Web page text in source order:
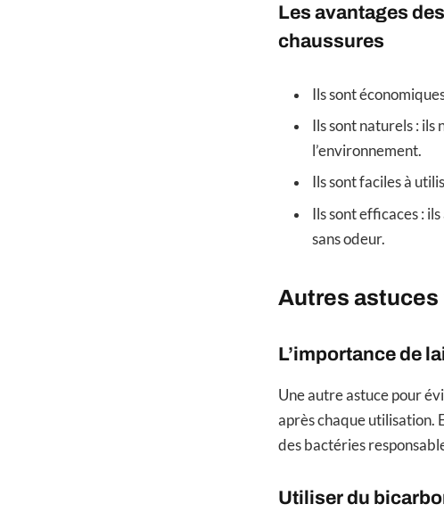
Les avantages
chaussures
Ils sont
Ils sont naturels :
l’environnement.
Ils sont faciles à
Ils sont efficaces :
sans odeur.
Autres astuces
L’importance de
Une autre astuce pour
après chaque utilisation.
des bactéries
Utiliser du